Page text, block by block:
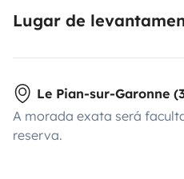
Lugar de
Le Pian-sur-Garonne
A morada exata será
reserva.